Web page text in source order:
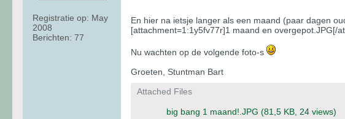
Registratie op: May
2008
Berichten: 77
En hier na ietsje langer als een maand (paar dagen
[attachment=1:1y5fv77r]1 maand en overgepot.JPG[/
Nu wachten op de volgende foto-s
Groeten, Stuntman Bart
Attached Files
big bang 1 maand!.JPG (81,5 KB, 24 views)